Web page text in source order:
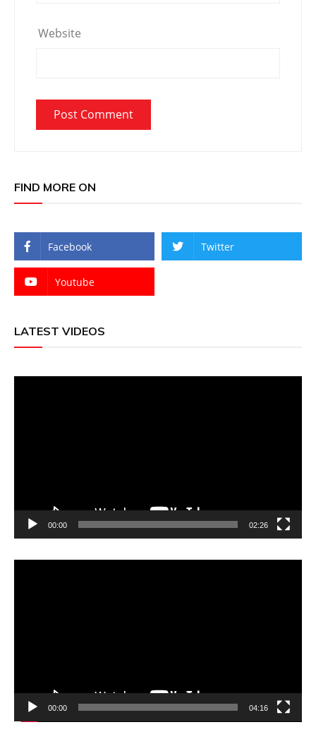
Website
FIND MORE ON
Facebook Twitter
Youtube
LATEST VIDEOS
00:00 02:26
00:00 04:16